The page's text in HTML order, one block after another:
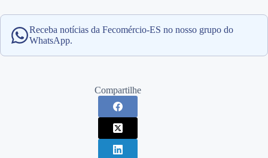
Receba notícias da Fecomércio-ES no nosso grupo do
WhatsApp.
Compartilhe